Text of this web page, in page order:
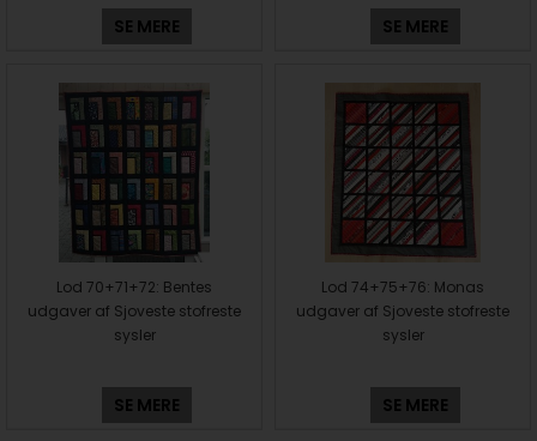
SE MERE SE MERE
Lod 70+71+72: Bentes
udgaver af Sjoveste stofreste
sysler
SE MERE
Lod 74+75+76: Monas
udgaver af Sjoveste stofreste
sysler
SE MERE